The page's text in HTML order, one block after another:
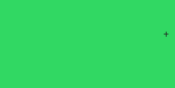
+